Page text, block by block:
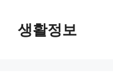
생활정보